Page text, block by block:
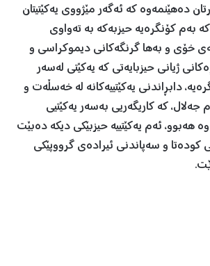
دەهێنمەوە کە ئەگەر مێژووی یەکێتیتان
بەم کۆنگرەیە حیزبەکە بە تەواوی
خۆی و بەها گرنگەكانی دیموكراسی و
ژیانی حیزبایەتی كە یەكێتی لەسەر
دابڕاندنی یەکێتییەکانە لە خەسڵەت و
جەلال، کە کاریگەریی بەسەر یەكێتیی
هەبوو، ئەم یەکێتییە حیزبێكی دیكە دەبێت
کودەتا و سەپاندنی ئیرادەی گرووپێكی